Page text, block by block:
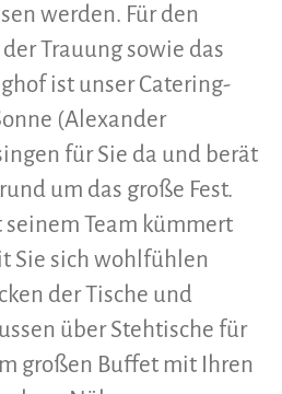
werden. Für den
Trauung sowie das
ist unser Catering-
(Alexander
für Sie da und berät
um das große Fest.
Team kümmert
Sie sich wohlfühlen
der Tische und
über Stehtische für
großen Buffet mit Ihren